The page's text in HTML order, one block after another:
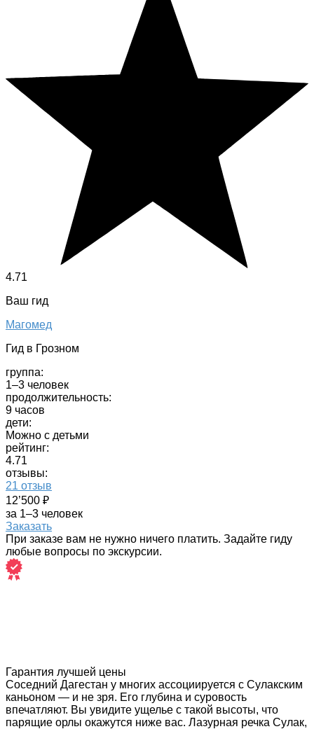
4.71
Ваш гид
Магомед
Гид в Грозном
группа:
1–3 человек
продолжительность:
9 часов
дети:
Можно с детьми
рейтинг:
4.71
отзывы:
21 отзыв
12’500 ₽
за 1–3 человек
Заказать
При заказе вам не нужно ничего платить. Задайте гиду
любые вопросы по экскурсии.
Гарантия лучшей цены
Соседний Дагестан у многих ассоциируется с Сулакским
каньоном — и не зря. Его глубина и суровость
впечатляют. Вы увидите ущелье с такой высоты, что
парящие орлы окажутся ниже вас. Лазурная речка Сулак,